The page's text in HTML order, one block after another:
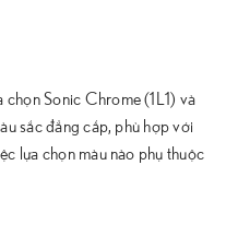
chọn Sonic Chrome (1L1) và
sắc đẳng cấp, phù hợp với
lựa chọn màu nào phụ thuộc